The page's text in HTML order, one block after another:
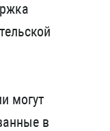
могут
в